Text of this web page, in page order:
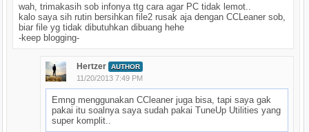
wah, trimakasih sob infonya ttg cara agar PC tidak lemot..
kalo saya sih rutin bersihkan file2 rusak aja dengan CCLeaner sob,
biar file yg tidak dibutuhkan dibuang hehe
-keep blogging-
Hertzer AUTHOR
11/20/2013 7:49 PM
Emng menggunakan CCleaner juga bisa, tapi saya gak
pakai itu soalnya saya sudah pakai TuneUp Utilities yang
super komplit..